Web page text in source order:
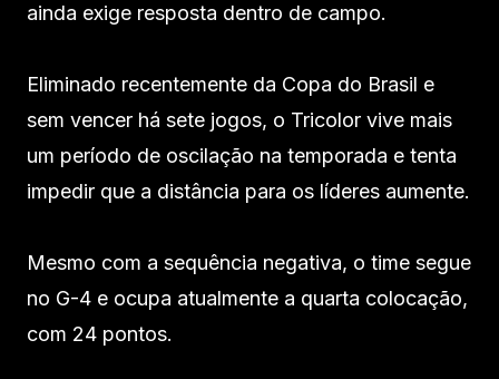
ainda exige resposta dentro de campo.
Eliminado recentemente da Copa do Brasil e
sem vencer há sete jogos, o Tricolor vive mais
um período de oscilação na temporada e tenta
impedir que a distância para os líderes aumente.
Mesmo com a sequência negativa, o time segue
no G-4 e ocupa atualmente a quarta colocação,
com 24 pontos.